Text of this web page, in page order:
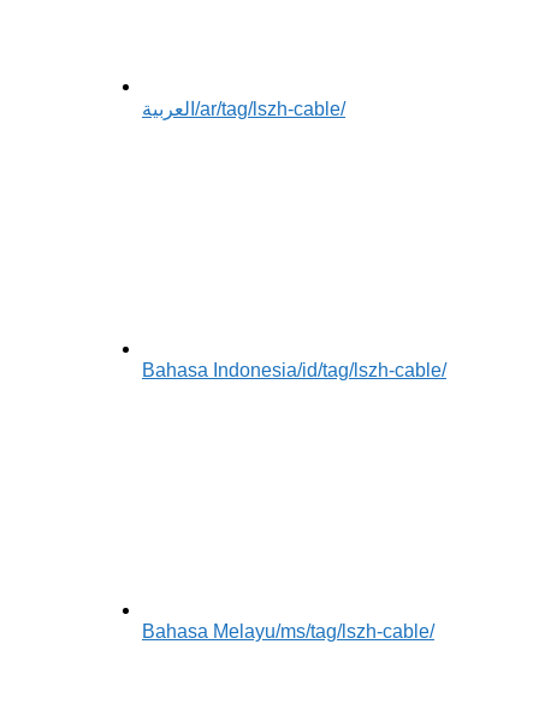
العربية /ar/tag/lszh-cable/
Bahasa Indonesia/id/tag/lszh-cable/
Bahasa Melayu/ms/tag/lszh-cable/